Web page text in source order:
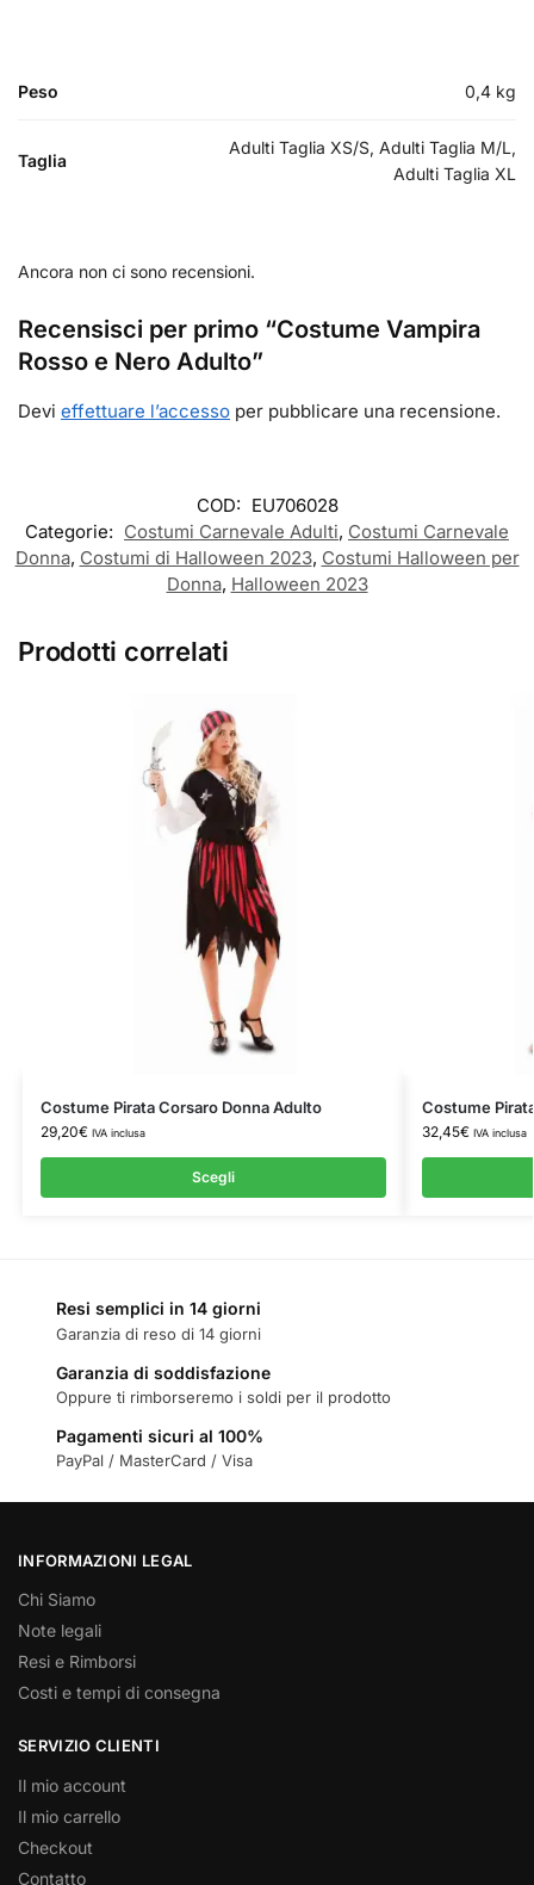
Peso 0,4 kg
Taglia
Adulti Taglia XS/S, Adulti Taglia M/L,
Adulti Taglia XL
Ancora non ci sono recensioni.
Recensisci per primo “Costume Vampira
Rosso e Nero Adulto”
Devi effettuare l’accesso per pubblicare una recensione.
COD: EU706028
Categorie: Costumi Carnevale Adulti, Costumi Carnevale
Donna, Costumi di Halloween 2023, Costumi Halloween per
Donna, Halloween 2023
Prodotti correlati
Costume Pirata Corsaro Donna Adulto
29,20€ IVA inclusa
Scegli
Costume
32,45€ IVA inclusa
Resi semplici in 14 giorni
Garanzia di reso di 14 giorni
Garanzia di soddisfazione
Oppure ti rimborseremo i soldi per il prodotto
Pagamenti sicuri al 100%
PayPal / MasterCard / Visa
INFORMAZIONI LEGAL
Chi Siamo
Note legali
Resi e Rimborsi
Costi e tempi di consegna
SERVIZIO CLIENTI
Il mio account
Il mio carrello
Checkout
Contatto